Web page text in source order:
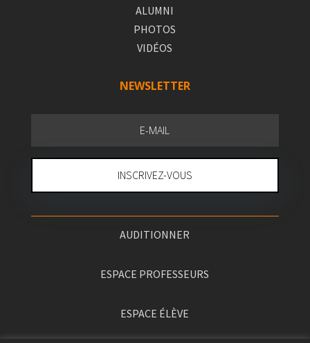
ALUMNI
PHOTOS
VIDÉOS
NEWSLETTER
INSCRIVEZ-VOUS
AUDITIONNER
ESPACE PROFESSEURS
ESPACE ÉLÈVE